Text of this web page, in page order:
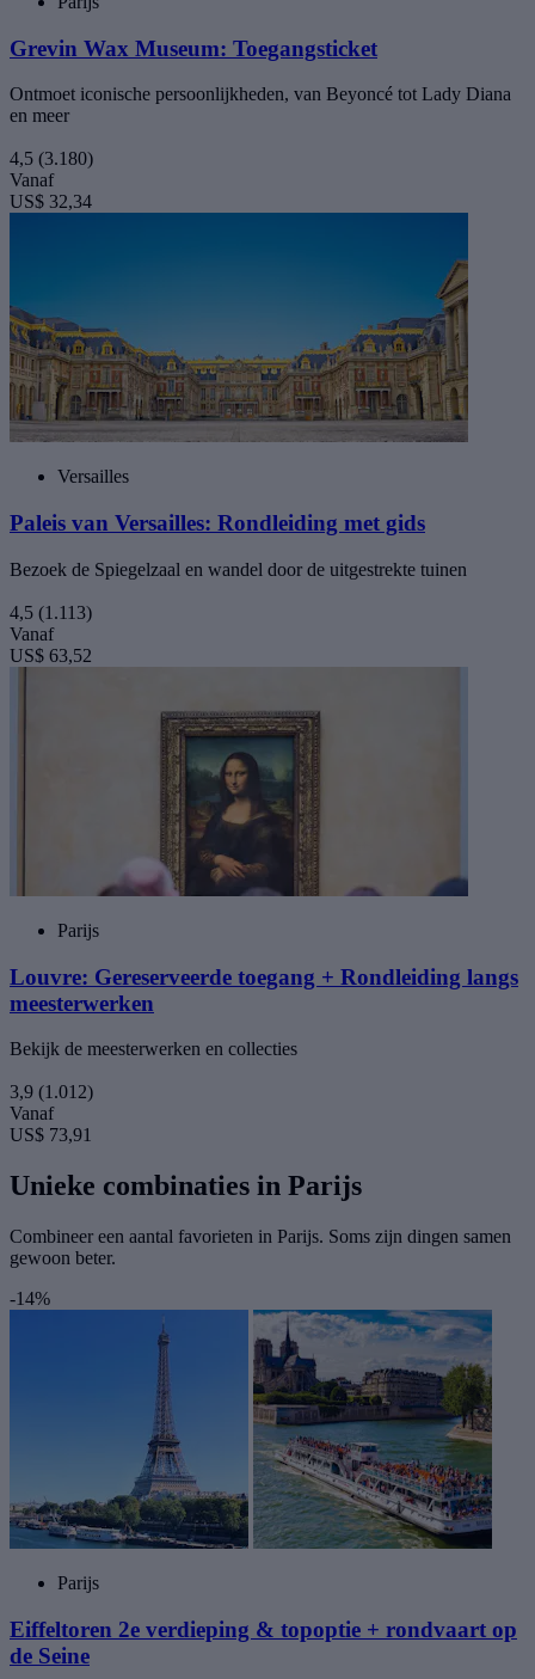
Grevin Wax Museum: Toegangsticket
Ontmoet iconische persoonlijkheden, van Beyoncé tot Lady Diana
en meer
4,5 (3.180)
Vanaf
US$ 32,34
Versailles
Paleis van Versailles: Rondleiding met gids
Bezoek de Spiegelzaal en wandel door de uitgestrekte tuinen
4,5 (1.113)
Vanaf
US$ 63,52
Parijs
Louvre: Gereserveerde toegang + Rondleiding langs
meesterwerken
Bekijk de meesterwerken en collecties
3,9 (1.012)
Vanaf
US$ 73,91
Unieke combinaties in Parijs
Combineer een aantal favorieten in Parijs. Soms zijn dingen samen
gewoon beter.
-14%
Parijs
Eiffeltoren 2e verdieping & topoptie + rondvaart op
de Seine